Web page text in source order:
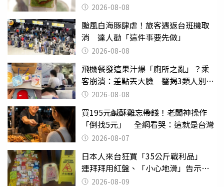
2026-08-08
颱風白海豚肆虐！旅客遇返台班機取
消 達人勸「這件事要先做」
2026-08-08
飛機餐發這果汁爆「廁所之亂」？乘
客崩潰：差點丟大臉 醫揭3類人別亂
喝 2026-08-08
買195元鹹酥雞忘帶錢！老闆神操作
「倒找5元」 全網看哭：這就是台灣
2026-08-07
日本人來台狂買「35公斤戰利品」
連拜拜用紅盤、「小心地滑」告示牌
也帶回家
2026-08-09